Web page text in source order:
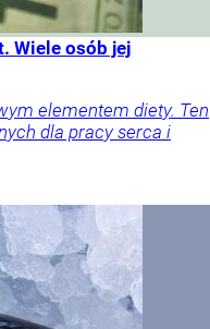
Wiele osób jej
elementem diety. Ten
dla pracy serca i